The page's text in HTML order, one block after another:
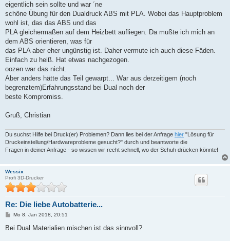
eigentlich sein sollte und war ´ne
schöne Übung für den Dualdruck ABS mit PLA. Wobei das Hauptproblem
wohl ist, das das ABS und das
PLA gleichermaßen auf dem Heizbett aufliegen. Da mußte ich mich an
dem ABS orientieren, was für
das PLA aber eher ungünstig ist. Daher vermute ich auch diese Fäden.
Einfach zu heiß. Hat etwas nachgezogen.
oozen war das nicht.
Aber anders hätte das Teil gewarpt... War aus derzeitigem (noch
begrenztem)Erfahrungsstand bei Dual noch der
beste Kompromiss.
Gruß, Christian
Du suchst Hilfe bei Druck(er) Problemen? Dann lies bei der Anfrage hier "Lösung für
Druckeinstellung/Hardwareprobleme gesucht?" durch und beantworte die
Fragen in deiner Anfrage - so wissen wir recht schnell, wo der Schuh drücken könnte!
Wessix
Profi 3D-Drucker
Re: Die liebe Autobatterie...
B
i
Mo 8. Jan 2018, 20:51
Bei Dual Materialien mischen ist das sinnvoll?